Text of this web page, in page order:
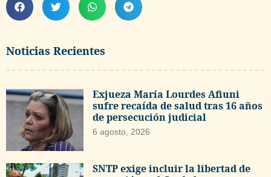
Noticias Recientes
Exjueza María Lourdes Afiuni
sufre recaída de salud tras 16 años
de persecución judicial
6 agosto, 2026
SNTP exige incluir la libertad de